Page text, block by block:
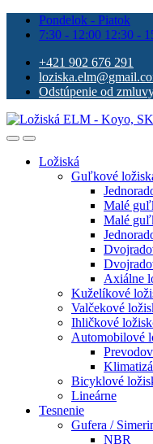
Pondelok - Piatok
7:30 - 12:00 12:30 -
+421 902 676 291
Odstúpenie od
Ložiská
Guľkové
Malé
Malé
Axiálne
Kuželíkové
Valčekové
Ihličkové
Automobilové
Bicyklové
Lineárne
Tesnenie
Gufera /
NBR